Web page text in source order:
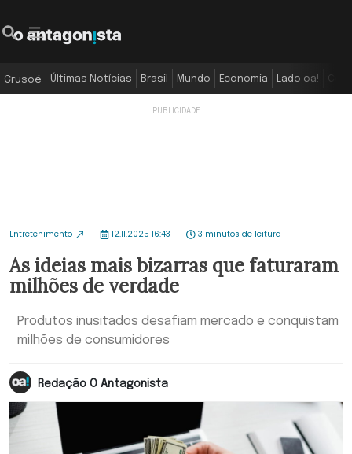
Crusoé Últimas Notícias Brasil Mundo Economia Lado oa!
Entretenimento 12.11.2025 16:43 3 minutos de leitura
As ideias mais bizarras que faturaram
milhões de verdade
Produtos inusitados desafiam mercado e conquistam
milhões de consumidores
Redação O Antagonista